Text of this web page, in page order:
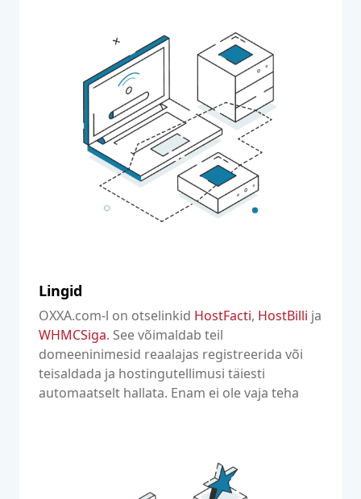
Lingid
OXXA.com-l on otselinkid HostFacti, HostBilli ja
WHMCSiga. See võimaldab teil
domeeninimesid reaalajas registreerida või
teisaldada ja hostingutellimusi täiesti
automaatselt hallata. Enam ei ole vaja teha